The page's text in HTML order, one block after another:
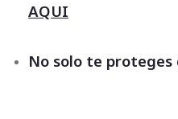
AQUI
No solo te